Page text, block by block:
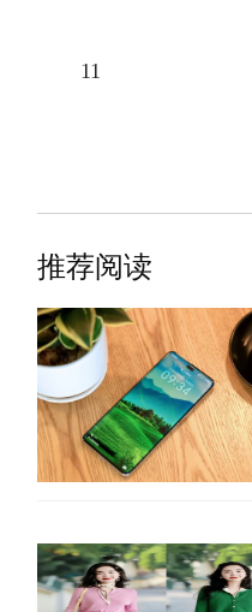
11
推荐阅读
在离开华为之后，荣耀手机
TOP5，旗下产品十分丰富